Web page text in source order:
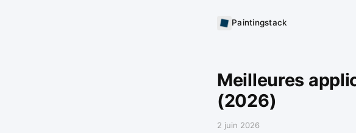
Paintingstack
Meilleures
(2026)
2 juin 2026